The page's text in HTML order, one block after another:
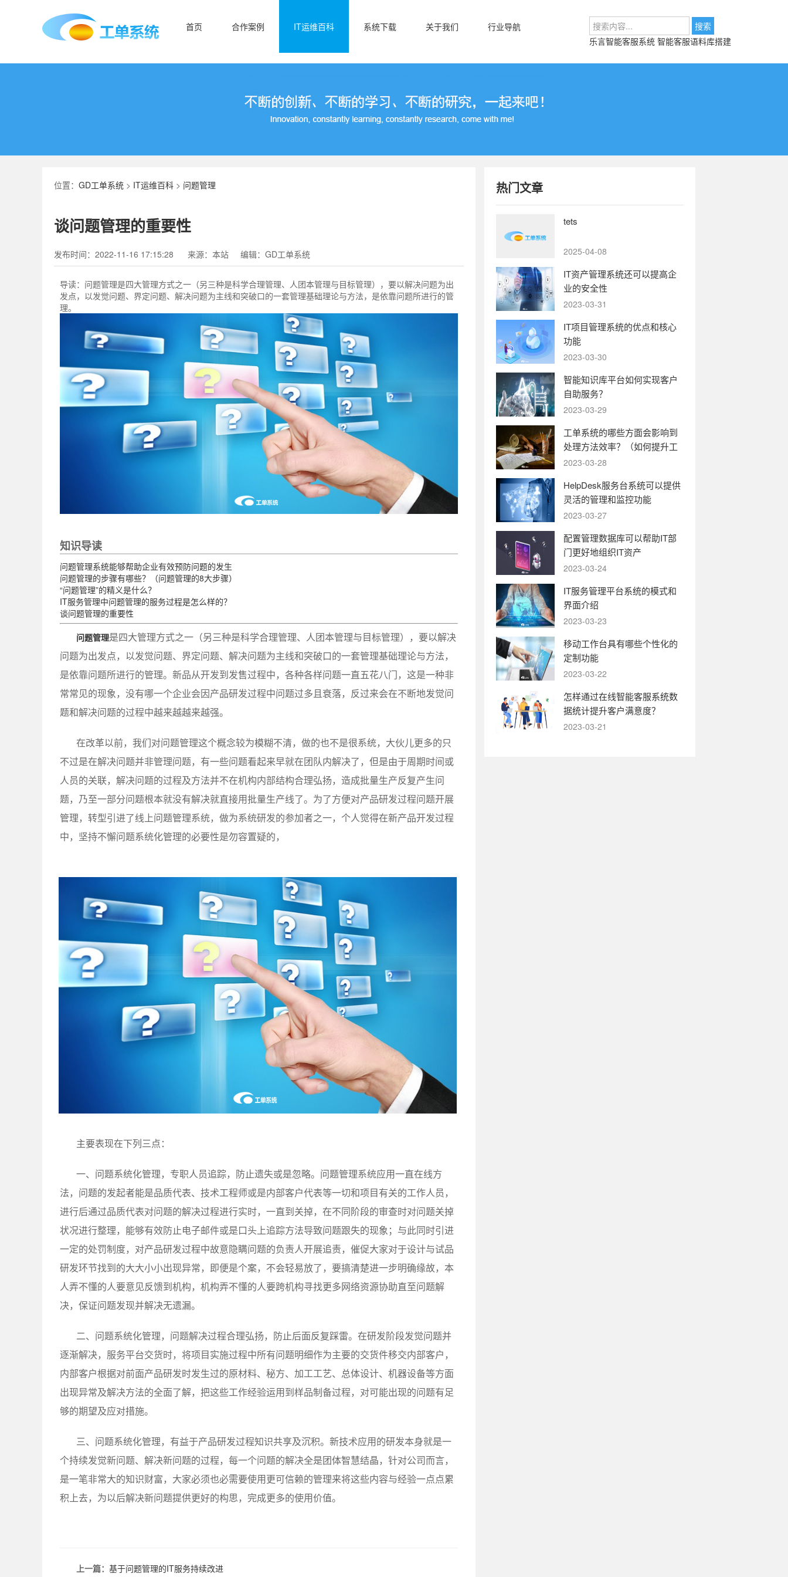
首页 合作案例 IT运维百科 系统下载 关于我们
行业导航
乐言智能客服系统 智能客服语料库搭建
位置： GD工单系统 > IT运维百科 > 问题管理
谈问题管理的重要性
发布时间：2022-11-16 17:15:28 来源：本站 编辑：GD工单系统
导读： 问题管理​是四大管理方式之一（另三种是科学合理管理、人团本管理与目标管理），要以解决问题为出
发点，以发觉问题、界定问题、解决问题为主线和突破口的一套管理基础理论与方法，是依靠问题所进行的管
理。
知识导读
问题管理系统能够帮助企业有效预防问题的发生
问题管理的步骤有哪些？（问题管理的8大步骤）
“问题管理”的精义是什么？
IT服务管理中问题管理的服务过程是怎么样的？
谈问题管理的重要性
问题管理是四大管理方式之一（另三种是科学合理管理、人团本管理与目标管理），要以解决
问题为出发点，以发觉问题、界定问题、解决问题为主线和突破口的一套管理基础理论与方法，
是依靠问题所进行的管理。新品从开发到发售过程中，各种各样问题一直五花八门，这是一种非
常常见的现象，没有哪一个企业会因产品研发过程中问题过多且衰落，反过来会在不断地发觉问
题和解决问题的过程中越来越越来越强。
在改革以前，我们对问题管理这个概念较为模糊不清，做的也不是很系统，大伙儿更多的只
不过是在解决问题并非管理问题，有一些问题看起来早就在团队内解决了，但是由于周期时间或
人员的关联，解决问题的过程及方法并不在机构内部结构合理弘扬，造成批量生产反复产生问
题，乃至一部分问题根本就没有解决就直接用批量生产线了。为了方便对产品研发过程问题开展
管理，转型引进了线上问题管理系统，做为系统研发的参加者之一，个人觉得在新产品开发过程
中，坚持不懈问题系统化管理的必要性是勿容置疑的，
主要表现在下列三点：
一、问题系统化管理，专职人员追踪，防止遗失或是忽略。问题管理系统应用一直在线方
法，问题的发起者能是品质代表、技术工程师或是内部客户代表等一切和项目有关的工作人员，
进行后通过品质代表对问题的解决过程进行实时，一直到关掉，在不同阶段的审查时对问题关掉
状况进行整理，能够有效防止电子邮件或是口头上追踪方法导致问题跟失的现象；与此同时引进
一定的处罚制度，对产品研发过程中故意隐瞒问题的负责人开展追责，催促大家对于设计与试品
研发环节找到的大大小小出现异常，即便是个案，不会轻易放了，要搞清楚进一步明确缘故，本
人弄不懂的人要意见反馈到机构，机构弄不懂的人要跨机构寻找更多网络资源协助直至问题解
决，保证问题发现并解决无遗漏。
二、问题系统化管理，问题解决过程合理弘扬，防止后面反复踩雷。在研发阶段发觉问题并
逐渐解决，服务平台交货时，将项目实施过程中所有问题明细作为主要的交货件移交内部客户，
内部客户根据对前面产品研发时发生过的原材料、秘方、加工工艺、总体设计、机器设备等方面
出现异常及解决方法的全面了解，把这些工作经验运用到样品制备过程，对可能出现的问题有足
够的期望及应对措施。
三、问题系统化管理，有益于产品研发过程知识共享及沉积。新技术应用的研发本身就是一
个持续发觉新问题、解决新问题的过程，每一个问题的解决全是团体智慧结晶，针对公司而言，
是一笔非常大的知识财富，大家必须也必需要使用更可信赖的管理来将这些内容与经验一点点累
积上去，为以后解决新问题提供更好的构思，完成更多的使用价值。
上一篇： 基于问题管理的IT服务持续改进
热门文章
tets
2025-04-08
IT资产管理系统还可以提高企
业的安全性
2023-03-31
IT项目管理系统的优点和核心
功能
2023-03-30
智能知识库平台如何实现客户
自助服务？
2023-03-29
工单系统的哪些方面会影响到
处理方法效率？（如何提升工
单系统的运转效率）
2023-03-28
HelpDesk服务台系统可以提供
灵活的管理和监控功能
2023-03-27
配置管理数据库可以帮助IT部
门更好地组织IT资产
2023-03-24
IT服务管理平台系统的模式和
界面介绍
2023-03-23
移动工作台具有哪些个性化的
定制功能
2023-03-22
怎样通过在线智能客服系统数
据统计提升客户满意度？
2023-03-21